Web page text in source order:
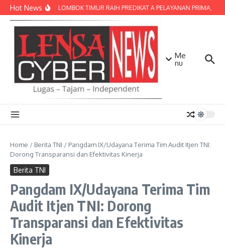
Lewati ke konten
Hot NewsPOLRES LOMBOK TIMUR RAIH PREDIKAT A PELAYANAN PRIMA,
Me
nu
Home / Berita TNI / Pangdam IX/Udayana Terima Tim Audit Itjen TNI:
Dorong Transparansi dan Efektivitas Kinerja
Berita TNI
Pangdam IX/Udayana Terima Tim
Audit Itjen TNI: Dorong
Transparansi dan Efektivitas
Kinerja